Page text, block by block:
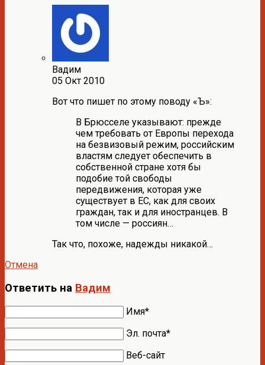
Вадим
05 Окт 2010
Вот что пишет по этому поводу «Ъ»:
В Брюсселе указывают: прежде
чем требовать от Европы перехода
на безвизовый режим, российским
властям следует обеспечить в
собственной стране хотя бы
подобие той свободы
передвижения, которая уже
существует в ЕС, как для своих
граждан, так и для иностранцев. В
том числе — россиян…
Так что, похоже, надежды никакой…
Отмена
Ответить на Вадим
Имя*
Эл. почта*
Веб-сайт